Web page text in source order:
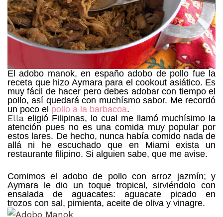
El adobo manok, en españo adobo de pollo fue la
receta que hizo Aymara para el cookout asiático. Es
muy fácil de hacer pero debes adobar con tiempo el
pollo, así quedará con muchísmo sabor. Me recordó
un poco el pollo a la barbacoa.
Ella eligió Filipinas, lo cual me llamó muchísimo la
atención pues no es una comida muy popular por
estos lares. De hecho, nunca había comido nada de
allá ni he escuchado que en Miami exista un
restaurante filipino. Si alguien sabe, que me avise.
Comimos el adobo de pollo con arroz jazmín; y
Aymara le dio un toque tropical, sirviéndolo con
ensalada de aguacates: aguacate picado en
trozos con sal, pimienta, aceite de oliva y vinagre.